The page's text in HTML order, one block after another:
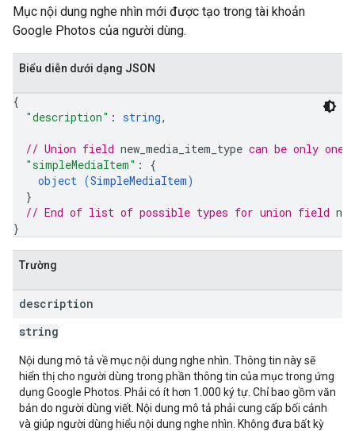
Mục nội dung nghe nhìn mới được tạo trong tài khoản
Google Photos của người dùng.
Biểu diễn dưới dạng JSON
{
"description" : string,
// Union field new_media_item_type can be only
"simpleMediaItem" : {
object (SimpleMediaItem)
}
// End of list of possible types for union field
}
Trường
description
string
Nội dung mô tả về mục nội dung nghe nhìn. Thông tin này sẽ
hiển thị cho người dùng trong phần thông tin của mục trong ứng
dụng Google Photos. Phải có ít hơn 1.000 ký tự. Chỉ bao gồm văn
bản do người dùng viết. Nội dung mô tả phải cung cấp bối cảnh
và giúp người dùng hiểu nội dung nghe nhìn. Không đưa bất kỳ